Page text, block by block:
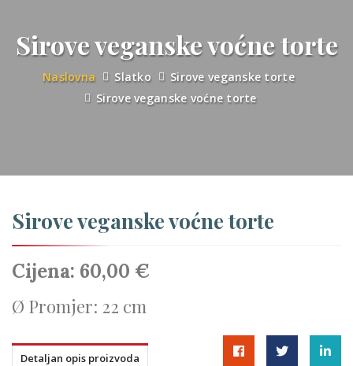
Sirove veganske voćne torte
Naslovna Slatko
Sirove veganske torte
Sirove veganske voćne torte
Sirove veganske voćne torte
Cijena: 60,00 €
Ø Promjer: 22 cm
Detaljan opis proizvoda